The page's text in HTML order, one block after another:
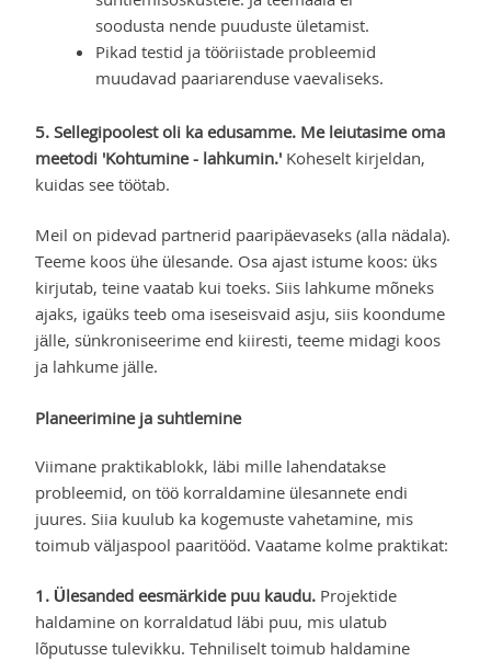
soodusta nende puuduste ületamist.
Pikad testid ja tööriistade probleemid
muudavad paariarenduse vaevaliseks.
5. Sellegipoolest oli ka edusamme. Me leiutasime oma
meetodi 'Kohtumine - lahkumin.' Koheselt kirjeldan,
kuidas see töötab.
Meil on pidevad partnerid paaripäevaseks (alla nädala).
Teeme koos ühe ülesande. Osa ajast istume koos: üks
kirjutab, teine vaatab kui toeks. Siis lahkume mõneks
ajaks, igaüks teeb oma iseseisvaid asju, siis koondume
jälle, sünkroniseerime end kiiresti, teeme midagi koos
ja lahkume jälle.
Planeerimine ja suhtlemine
Viimane praktikablokk, läbi mille lahendatakse
probleemid, on töö korraldamine ülesannete endi
juures. Siia kuulub ka kogemuste vahetamine, mis
toimub väljaspool paaritööd. Vaatame kolme praktikat:
1. Ülesanded eesmärkide puu kaudu. Projektide
haldamine on korraldatud läbi puu, mis ulatub
lõputusse tulevikku. Tehniliselt toimub haldamine